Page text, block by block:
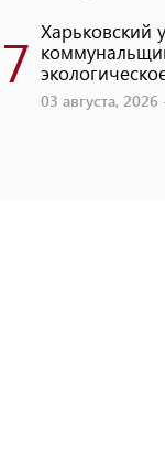
7 Харьковский
03 августа,